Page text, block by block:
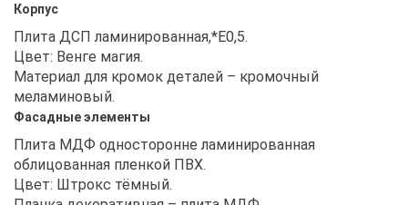
Корпус
Плита ДСП ламинированная,*Е0,5.
Цвет: Венге магия.
Материал для кромок деталей – кромочный
меламиновый.
Фасадные элементы
Плита МДФ односторонне ламинированная
облицованная пленкой ПВХ.
Цвет: Штрокс тёмный.